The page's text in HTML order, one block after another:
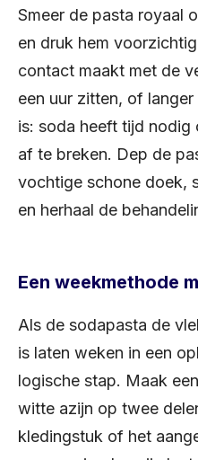
Smeer de pasta royaal
en druk hem
contact maakt met de
een uur zitten, of
is: soda heeft tijd nodig
af te breken. Dep de
vochtige schone doek,
en herhaal de
Een weekmethode
Als de sodapasta de
is laten weken in een
logische stap. Maak
witte azijn op twee
kledingstuk of het